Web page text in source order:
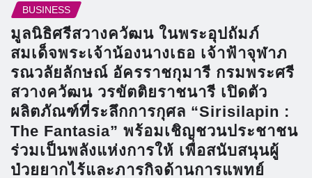
BUSINESS
มูลนิธิศรีสวางควัฒน ในพระอุปถัมภ์
สมเด็จพระเจ้าน้องนางเธอ เจ้าฟ้าจุฬาภ
รณวลัยลักษณ์ อัครราชกุมารี กรมพระศรี
สวางควัฒน วรขัตติยราชนารี เปิดตัว
ผลิตภัณฑ์ที่ระลึกการกุศล “Sirisilapin :
The Fantasia” พร้อมเชิญชวนประชาชน
ร่วมเป็นพลังแห่งการให้ เพื่อสนับสนุนผู้
ป่วยยากไร้และภารกิจด้านการแพทย์